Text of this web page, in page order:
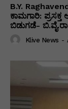
B.Y.
ಕಾಮಗಾರಿ:
ಬಿಡುಗಡೆ-
Klive News -